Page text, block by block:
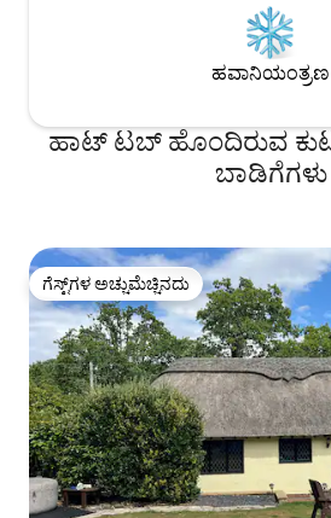
ಹವಾನಿಯಂತ್ರಣ
ಹಾಟ್ ಟಬ್ ಹೊಂದಿರುವ
ಬಾಡಿಗೆಗಳು
ಗೆಸ್ಟ್‌ಗಳ ಅಚ್ಚುಮೆಚ್ಚಿನದು
ಗೆಸ್ಟ್‌ಗಳ ಅಚ್ಚುಮೆಚ್ಚಿನದು